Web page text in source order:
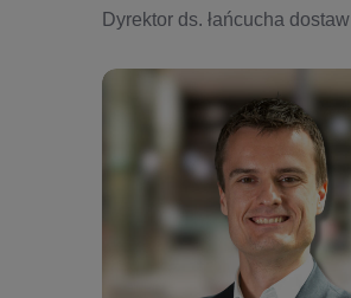
Dyrektor ds. łańcucha dostaw